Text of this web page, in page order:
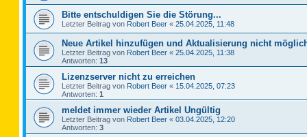
Bitte entschuldigen Sie die Störung...
Letzter Beitrag von Robert Beer « 25.04.2025, 11:48
Neue Artikel hinzufügen und Aktualisierung nicht
Letzter Beitrag von Robert Beer « 25.04.2025, 11:38
Antworten: 13
Lizenzserver nicht zu erreichen
Letzter Beitrag von Robert Beer « 15.04.2025, 07:23
Antworten: 1
meldet immer wieder Artikel Ungültig
Letzter Beitrag von Robert Beer « 03.04.2025, 12:20
Antworten: 3